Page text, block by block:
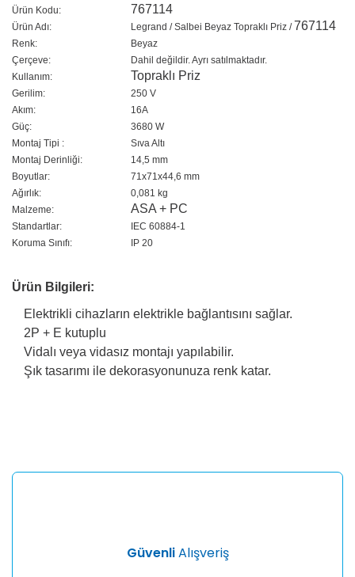
Ürün Kodu:
767114
Ürün Adı: Legrand / Salbei Beyaz Topraklı Priz /767114
Renk:
Beyaz
Çerçeve:
Dahil değildir. Ayrı satılmaktadır.
Kullanım:
Topraklı Priz
Gerilim:
250 V
Akım:
16A
Güç:
3680 W
Montaj Tipi :
Sıva Altı
Montaj Derinliği:
14,5 mm
Boyutlar:
71x71x44,6 mm
Ağırlık:
0,081 kg
Malzeme:
ASA + PC
Standartlar:
IEC 60884-1
Koruma Sınıfı:
IP 20
Ürün Bilgileri:
Elektrikli cihazların elektrikle bağlantısını sağlar.
2P + E kutuplu
Vidalı veya vidasız montajı yapılabilir.
Şık tasarımı ile dekorasyonunuza renk katar.
Yorum Yaz
Ürün fiyatı diğer sitelerden daha pahalı.
GüvenliAlışveriş